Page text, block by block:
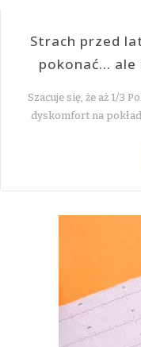
Strach przed
pokonać… ale
Szacuje się, że aż 1/3
dyskomfort na